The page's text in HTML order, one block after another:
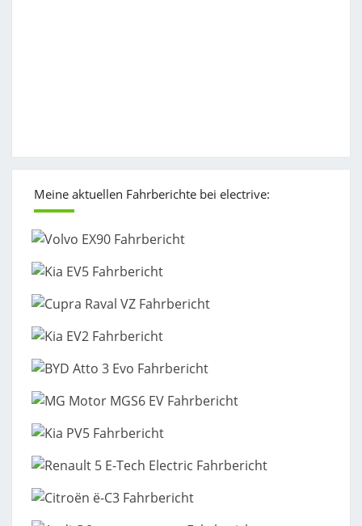
Meine aktuellen Fahrberichte bei electrive: